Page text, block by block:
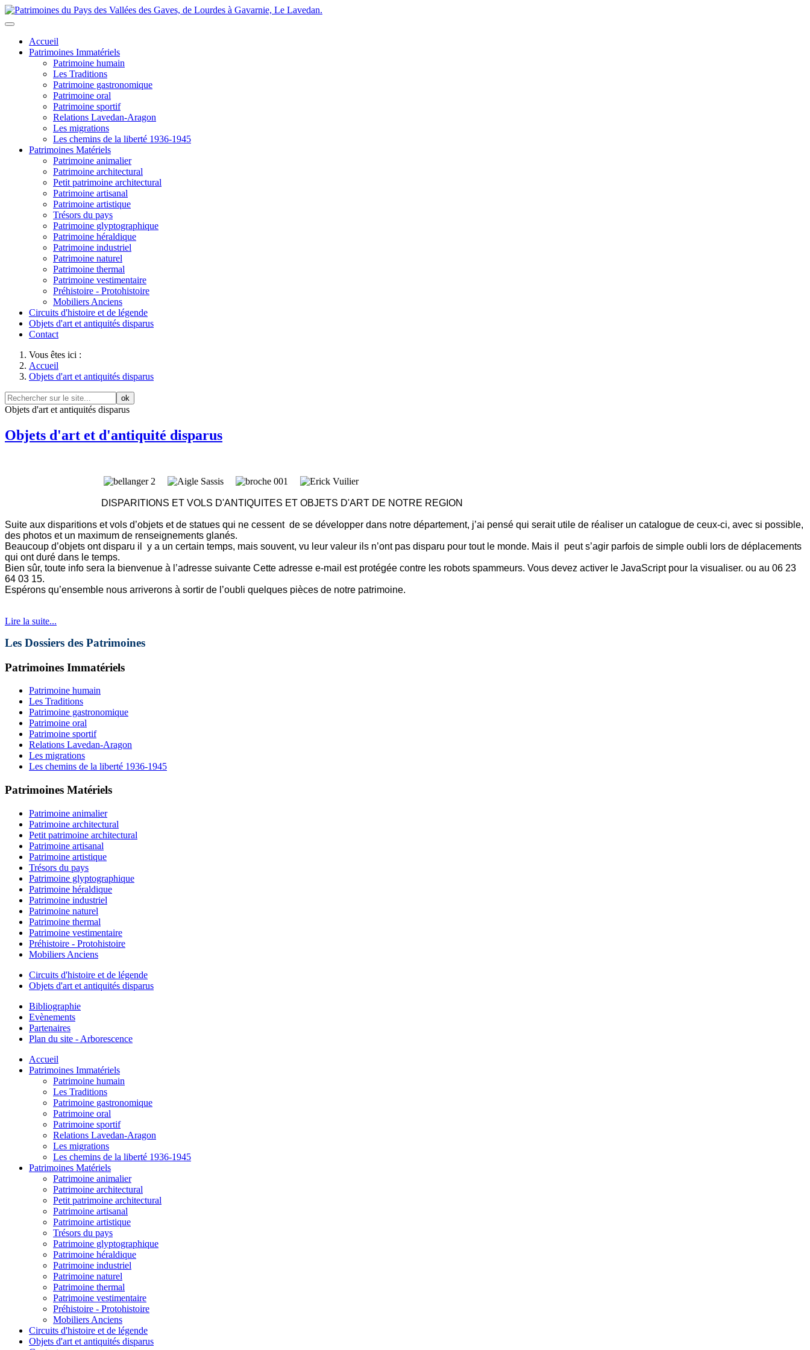
Accueil
Patrimoines Immatériels
Patrimoine humain
Les Traditions
Patrimoine gastronomique
Patrimoine oral
Patrimoine sportif
Relations Lavedan-Aragon
Les migrations
Les chemins de la liberté 1936-1945
Patrimoines Matériels
Patrimoine animalier
Patrimoine architectural
Petit patrimoine architectural
Patrimoine artisanal
Patrimoine artistique
Trésors du pays
Patrimoine glyptographique
Patrimoine héraldique
Patrimoine industriel
Patrimoine naturel
Patrimoine thermal
Patrimoine vestimentaire
Préhistoire - Protohistoire
Mobiliers Anciens
Circuits d'histoire et de légende
Objets d'art et antiquités disparus
Contact
Vous êtes ici :
Accueil
Objets d'art et antiquités disparus
ok
Objets d'art et antiquités disparus
Objets d'art et d'antiquité disparus
DISPARITIONS ET VOLS D'ANTIQUITES ET OBJETS D'ART DE NOTRE REGION
Suite aux disparitions et vols d’objets et de statues qui ne cessent de se développer dans notre département, j’ai pensé qui serait utile de réaliser un catalogue de ceux-ci, avec si possible,
des photos et un maximum de renseignements glanés.
Beaucoup d’objets ont disparu il y a un certain temps, mais souvent, vu leur valeur ils n’ont pas disparu pour tout le monde. Mais il peut s’agir parfois de simple oubli lors de déplacements
qui ont duré dans le temps.
Bien sûr, toute info sera la bienvenue à l’adresse suivante Cette adresse e-mail est protégée contre les robots spammeurs. Vous devez activer le JavaScript pour la visualiser. ou au 06 23
64 03 15.
Espérons qu’ensemble nous arriverons à sortir de l’oubli quelques pièces de notre patrimoine.
Lire la suite...
Les Dossiers des Patrimoines
Patrimoines Immatériels
Patrimoine humain
Les Traditions
Patrimoine gastronomique
Patrimoine oral
Patrimoine sportif
Relations Lavedan-Aragon
Les migrations
Les chemins de la liberté 1936-1945
Patrimoines Matériels
Patrimoine animalier
Patrimoine architectural
Petit patrimoine architectural
Patrimoine artisanal
Patrimoine artistique
Trésors du pays
Patrimoine glyptographique
Patrimoine héraldique
Patrimoine industriel
Patrimoine naturel
Patrimoine thermal
Patrimoine vestimentaire
Préhistoire - Protohistoire
Mobiliers Anciens
Circuits d'histoire et de légende
Objets d'art et antiquités disparus
Bibliographie
Evènements
Partenaires
Plan du site - Arborescence
Accueil
Patrimoines Immatériels
Patrimoine humain
Les Traditions
Patrimoine gastronomique
Patrimoine oral
Patrimoine sportif
Relations Lavedan-Aragon
Les migrations
Les chemins de la liberté 1936-1945
Patrimoines Matériels
Patrimoine animalier
Patrimoine architectural
Petit patrimoine architectural
Patrimoine artisanal
Patrimoine artistique
Trésors du pays
Patrimoine glyptographique
Patrimoine héraldique
Patrimoine industriel
Patrimoine naturel
Patrimoine thermal
Patrimoine vestimentaire
Préhistoire - Protohistoire
Mobiliers Anciens
Circuits d'histoire et de légende
Objets d'art et antiquités disparus